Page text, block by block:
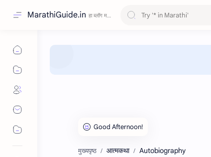
MarathiGuide.in
मुख्यपृष्ठ आत्मकथा Autobiography